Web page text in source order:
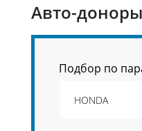
Авто-доноры
Подбор по